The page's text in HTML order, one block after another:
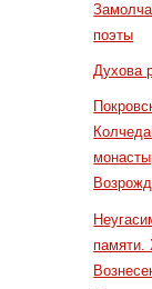
поэты
Духова
памяти.